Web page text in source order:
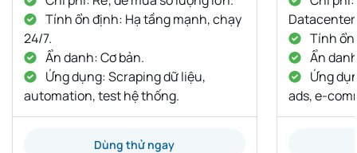
Tính ổn định: Hạ tầng mạnh, chạy
24/7.
Ẩn danh: Cơ bản.
Ứng dụng: Scraping dữ liệu,
automation, test hệ thống.
Dùng thử ngay
Datacenter.
Tính ổn
Ẩn
Ứng
ads, e-